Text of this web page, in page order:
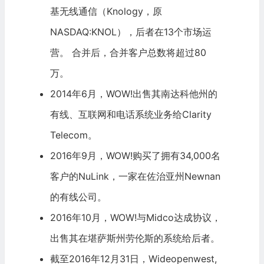
基无线通信（Knology，原
NASDAQ:KNOL），后者在13个市场运
营。 合并后，合并客户总数将超过80
万。
2014年6月，WOW!出售其南达科他州的
有线、互联网和电话系统业务给Clarity
Telecom。
2016年9月，WOW!购买了拥有34,000名
客户的NuLink，一家在佐治亚州Newnan
的有线公司。
2016年10月，WOW!与Midco达成协议，
出售其在堪萨斯州劳伦斯的系统给后者。
截至2016年12月31日，Wideopenwest,